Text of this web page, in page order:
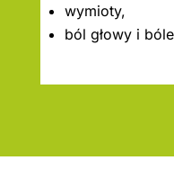
wymioty,
ból głowy i